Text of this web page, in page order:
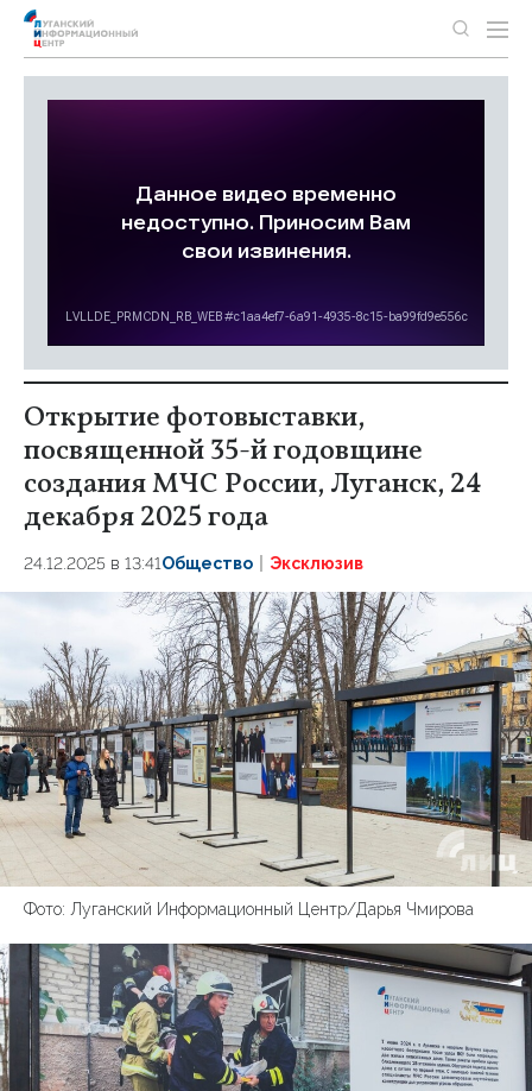
Открытие фотовыставки,
посвященной 35-й годовщине
создания МЧС России, Луганск, 24
декабря 2025 года
24.12.2025 в 13:41Общество Эксклюзив
Фото: Луганский Информационный Центр/Дарья Чмирова